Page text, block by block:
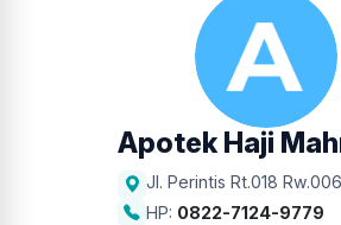
Apotek Haji
Jl. Perintis Rt.018 Rw.006
HP: 0822-7124-9779